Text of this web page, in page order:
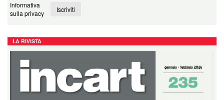
Informativa
sulla privacy
Iscriviti
LA RIVISTA